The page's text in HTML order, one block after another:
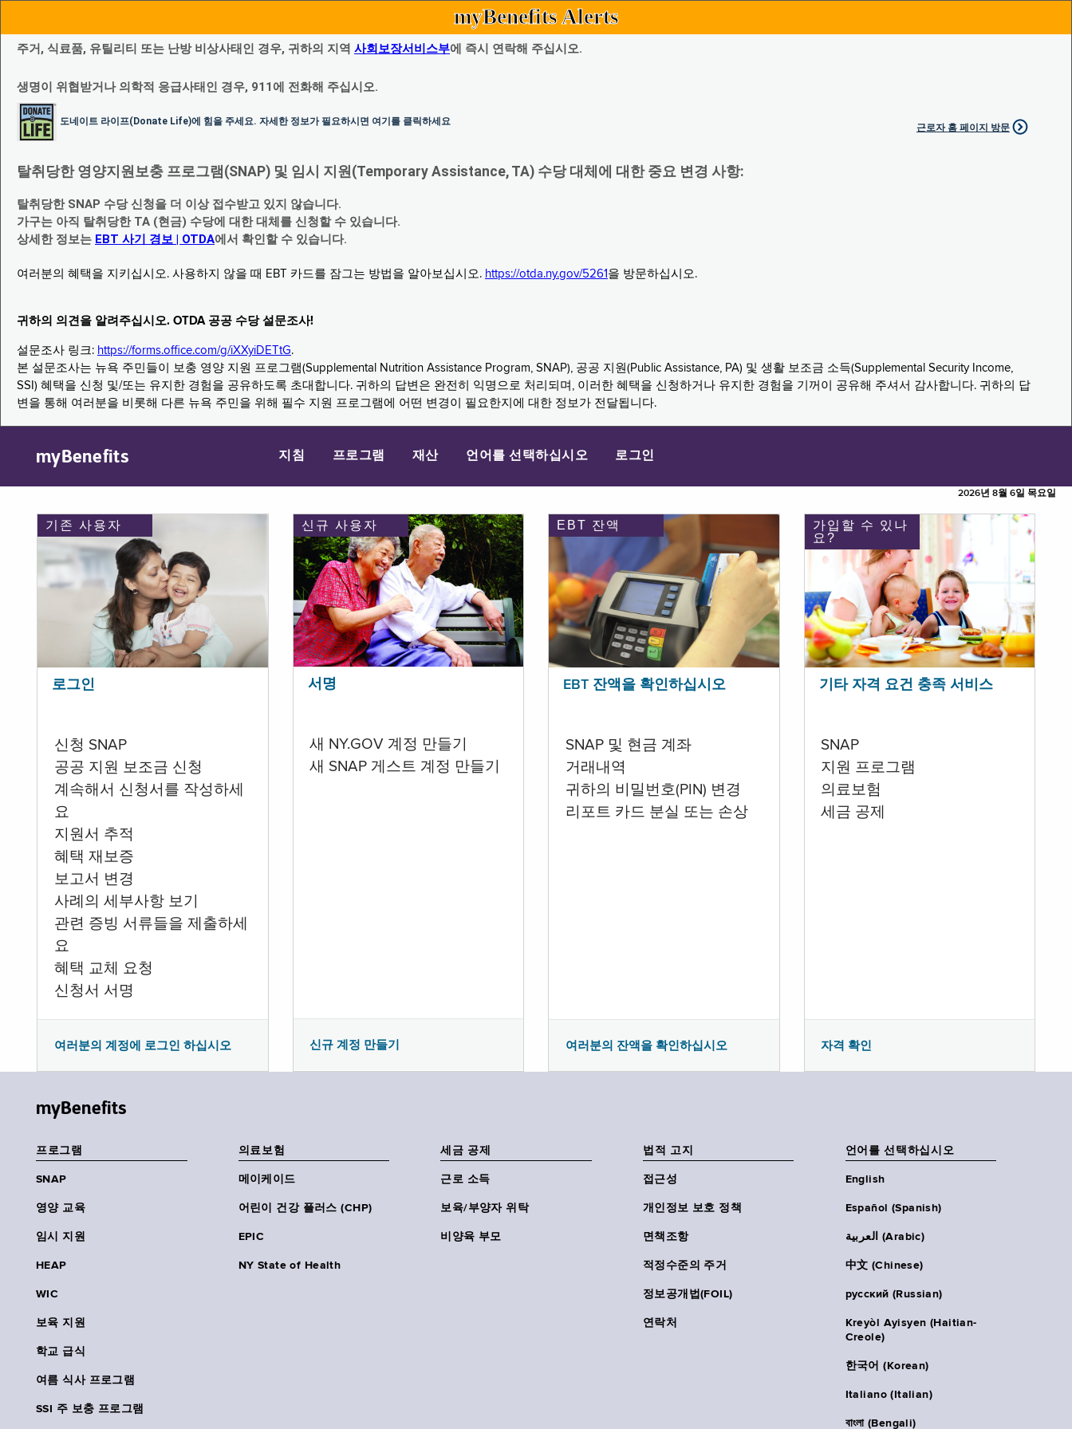
myBenefits Alerts
주거, 식료품, 유틸리티 또는 난방 비상사태인 경우, 귀하의 지역 사회보장서비스부에 즉시 연락해 주십시오.
생명이 위협받거나 의학적 응급사태인 경우, 911에 전화해 주십시오.
도네이트 라이프(Donate Life)에 힘을 주세요. 자세한 정보가 필요하시면 여기를 클릭하세요
근로자 홈 페이지 방문
탈취당한 영양지원보충 프로그램(SNAP) 및 임시 지원(Temporary Assistance, TA) 수당 대체에 대한 중요 변경 사항:
탈취당한 SNAP 수당 신청을 더 이상 접수받고 있지 않습니다.
가구는 아직 탈취당한 TA (현금) 수당에 대한 대체를 신청할 수 있습니다.
상세한 정보는 EBT 사기 경보 | OTDA에서 확인할 수 있습니다.
여러분의 혜택을 지키십시오. 사용하지 않을 때 EBT 카드를 잠그는 방법을 알아보십시오. https://otda.ny.gov/5261 을 방문하십시오.
귀하의 의견을 알려주십시오. OTDA 공공 수당 설문조사!
설문조사 링크: https://forms.office.com/g/iXXyiDETtG.
본 설문조사는 뉴욕 주민들이 보충 영양 지원 프로그램(Supplemental Nutrition Assistance Program, SNAP), 공공 지원(Public Assistance, PA) 및 생활 보조금 소득(Supplemental Security Income,
SSI) 혜택을 신청 및/또는 유지한 경험을 공유하도록 초대합니다. 귀하의 답변은 완전히 익명으로 처리되며, 이러한 혜택을 신청하거나 유지한 경험을 기꺼이 공유해 주셔서 감사합니다. 귀하의 답
변을 통해 여러분을 비롯해 다른 뉴욕 주민을 위해 필수 지원 프로그램에 어떤 변경이 필요한지에 대한 정보가 전달됩니다.
myBenefits 지침 프로그램 재산 언어를 선택하십시오 로그인
2026년 8월 6일 목요일
기존 사용자
로그인
신청 SNAP
공공 지원 보조금 신청
계속해서 신청서를 작성하세
요
지원서 추적
혜택 재보증
보고서 변경
사례의 세부사항 보기
관련 증빙 서류들을 제출하세
요
혜택 교체 요청
신청서 서명
여러분의 계정에 로그인 하십시오
신규 사용자
서명
새 NY.GOV 계정 만들기
새 SNAP 게스트 계정 만들기
신규 계정 만들기
EBT 잔액
EBT 잔액을 확인하십시오
SNAP 및 현금 계좌
거래내역
귀하의 비밀번호(PIN) 변경
리포트 카드 분실 또는 손상
여러분의 잔액을 확인하십시오
가입할 수 있나
요?
기타 자격 요건 충족 서비스
SNAP
지원 프로그램
의료보험
세금 공제
자격 확인
myBenefits
프로그램
SNAP
영양 교육
임시 지원
HEAP
WIC
보육 지원
학교 급식
여름 식사 프로그램
SSI 주 보충 프로그램
의료보험
메이케이드
어린이 건강 플러스 (CHP)
EPIC
NY State of Health
세금 공제
근로 소득
보육/부양자 위탁
비양육 부모
법적 고지
접근성
개인정보 보호 정책
면책조항
적정수준의 주거
정보공개법(FOIL)
연락처
언어를 선택하십시오
English
Español (Spanish)
العربية (Arabic)
中文 (Chinese)
русский (Russian)
Kreyòl Ayisyen (Haitian-
Creole)
한국어 (Korean)
Italiano (Italian)
বাংলা (Bengali)